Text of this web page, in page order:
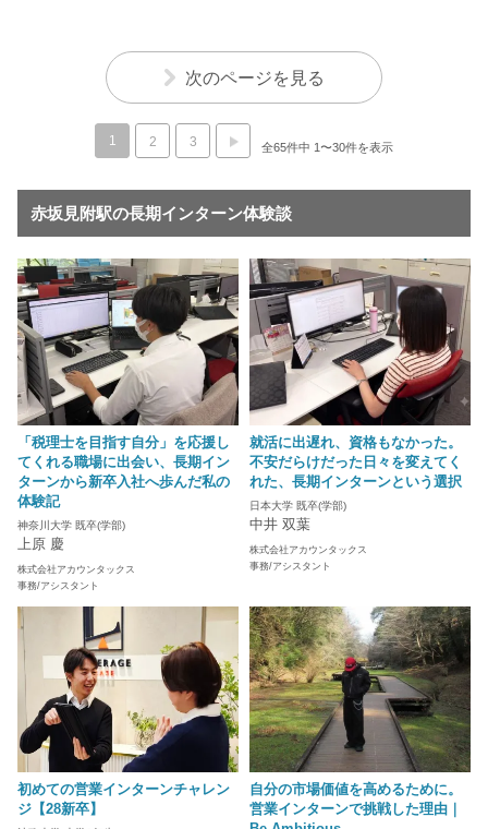
次のページを見る
1 2 3 全65件中 1〜30件を表示
赤坂見附駅の長期インターン体験談
「税理士を目指す自分」を応援し
てくれる職場に出会い、長期イン
ターンから新卒入社へ歩んだ私の
体験記
神奈川大学 既卒(学部)
上原 慶
株式会社アカウンタックス
事務/アシスタント
就活に出遅れ、資格もなかった。
不安だらけだった日々を変えてく
れた、長期インターンという選択
日本大学 既卒(学部)
中井 双葉
株式会社アカウンタックス
事務/アシスタント
初めての営業インターンチャレン
ジ【28新卒】
自分の市場価値を高めるために。
営業インターンで挑戦した理由｜